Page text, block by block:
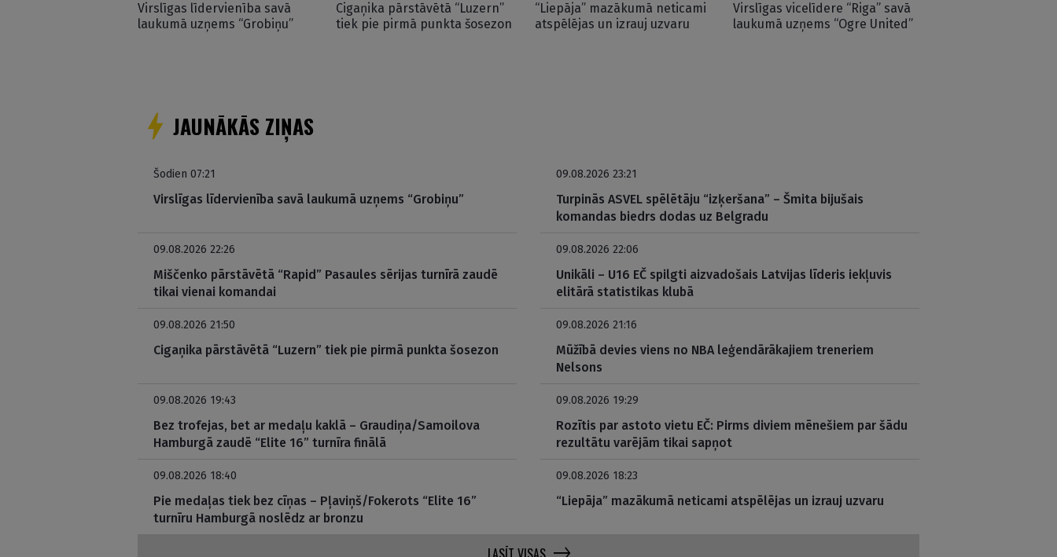
Virslīgas līdervienība savā
laukumā uzņems “Grobiņu”
Cigaņika pārstāvētā “Luzern”
tiek pie pirmā punkta šosezon
“Liepāja” mazākumā neticami
atspēlējas un izrauj uzvaru
Virslīgas vicelīdere “Riga” savā
laukumā uzņems “Ogre United”
JAUNĀKĀS ZIŅAS
Šodien 07:21
Virslīgas līdervienība savā laukumā uzņems “Grobiņu”
09.08.2026 23:21
Turpinās ASVEL spēlētāju “izķeršana” – Šmita bijušais
komandas biedrs dodas uz Belgradu
09.08.2026 22:26
Miščenko pārstāvētā “Rapid” Pasaules sērijas turnīrā zaudē
tikai vienai komandai
09.08.2026 22:06
Unikāli – U16 EČ spilgti aizvadošais Latvijas līderis iekļuvis
elitārā statistikas klubā
09.08.2026 21:50
Cigaņika pārstāvētā “Luzern” tiek pie pirmā punkta šosezon
09.08.2026 21:16
Mūžībā devies viens no NBA leģendārākajiem treneriem
Nelsons
09.08.2026 19:43
Bez trofejas, bet ar medaļu kaklā – Graudiņa/Samoilova
Hamburgā zaudē “Elite 16” turnīra finālā
09.08.2026 19:29
Rozītis par astoto vietu EČ: Pirms diviem mēnešiem par šādu
rezultātu varējām tikai sapņot
09.08.2026 18:40
Pie medaļas tiek bez cīņas – Pļaviņš/Fokerots “Elite 16”
turnīru Hamburgā noslēdz ar bronzu
09.08.2026 18:23
“Liepāja” mazākumā neticami atspēlējas un izrauj uzvaru